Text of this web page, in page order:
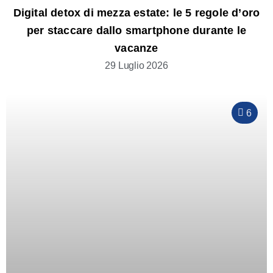
Digital detox di mezza estate: le 5 regole d’oro
per staccare dallo smartphone durante le
vacanze
29 Luglio 2026
6